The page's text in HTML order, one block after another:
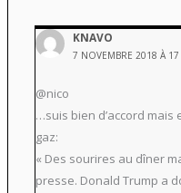
KNAVO
7 NOVEMBRE 2018 À
@nico
…suis bien d’accord mais
gaz:
« Des sourires au dîner
presse. Donald Trump a